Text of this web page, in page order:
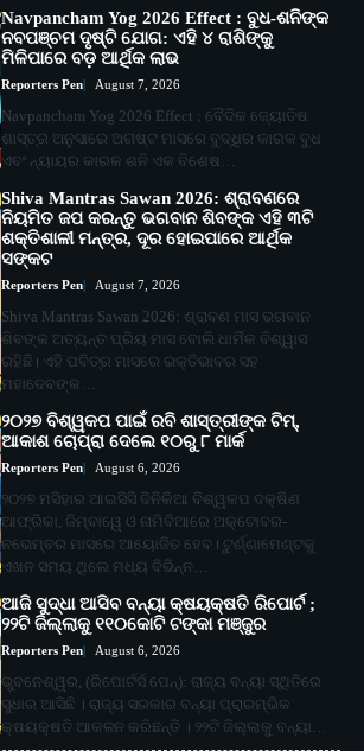
Navpancham Yog 2026 Effect : ବୁଧ-ଶନିଙ୍କ
ନବପଞ୍ଚମ ଦୃଷ୍ଟି ଯୋଗ: ଏହି ୪ ରାଶିଙ୍କୁ
ମିଳିପାରେ ବଡ଼ ଆର୍ଥିକ ଲାଭ
Reporters Pen August 7, 2026
Navpancham Yog 2026 Effect : ବୈଦିକ ଜ୍ୟୋତିଷ
ଶାସ୍ତ୍ର ଅନୁସାରେ ଅଗଷ୍ଟ ମାସରେ ବୁଦ୍ଧିର କାରକ ବୁଧ
ଏବଂ ନ୍ୟାୟର କାରକ ଶନି ଏକ ବିଶେଷ…
Shiva Mantras Sawan 2026: ଶ୍ରାବଣରେ
ନିୟମିତ ଜପ କରନ୍ତୁ ଭଗବାନ ଶିବଙ୍କ ଏହି ୩ଟି
ଶକ୍ତିଶାଳୀ ମନ୍ତ୍ର, ଦୂର ହୋଇପାରେ ଆର୍ଥିକ
ସଙ୍କଟ
Reporters Pen August 7, 2026
Shiva Mantras Sawan 2026: ଶ୍ରାବଣ ମାସ ଭଗବାନ
ଶିବଙ୍କ ଅତ୍ୟନ୍ତ ପ୍ରିୟ ମାସ ବୋଲି ଧାର୍ମିକ ବିଶ୍ୱାସ
ରହିଛି। ଏହି ପବିତ୍ର ମାସରେ ଭକ୍ତିଭାବର ସହ
ମହାଦେବଙ୍କ…
୨୦୨୭ ବିଶ୍ୱକପ ପାଇଁ ରବି ଶାସ୍ତ୍ରୀଙ୍କ ଟିମ୍,
ଆକାଶ ଚୋପ୍ରା ଦେଲେ ୧୦ରୁ ୮ ମାର୍କ
Reporters Pen August 6, 2026
୨୦୨୭ ମସିହାର ଆଇସିସି ଦିନିକିଆ ବିଶ୍ୱକପ ଦକ୍ଷିଣ
ଆଫ୍ରିକା, ଜିମ୍ବାୱେ ଓ ନାମିବିଆରେ ଅକ୍ଟୋବର-
ନଭେମ୍ବର ମାସରେ ଆୟୋଜିତ ହେବ। ଟୁର୍ଣ୍ଣାମେଣ୍ଟକୁ
ଏଖନ ସମୟ ଥିଲେ ମଧ୍ୟ ବିଭିନ୍ନ…
ଆଜି ସୁଦ୍ଧା ଆସିବ ବନ୍ୟା କ୍ଷୟକ୍ଷତି ରିପୋର୍ଟ ;
୨୨ଟି ଜିଲ୍ଲାକୁ ୧୧୦କୋଟି ଟଙ୍କା ମଞ୍ଜୁର
Reporters Pen August 6, 2026
ଭୁବନେଶ୍ୱର, (ରିପୋର୍ଟର୍ସ ପେନ୍‌): ରାଜ୍ୟ ବନ୍ୟା ସ୍ଥିତିରେ
ସୁଧାର ଆସିଛି । ରାଜ୍ୟ ସରକାର ବନ୍ୟା ପ୍ରାରମ୍ଭିକ
କ୍ଷୟକ୍ଷତି ଆକଳନ କରିଛନ୍ତି । ୨୨ଟି ଜିଲ୍ଲାକୁ ବନ୍ୟା…